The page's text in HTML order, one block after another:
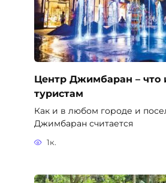
Центр Джимбаран – что
туристам
Как и в любом городе и
Джимбаран считается
1к.